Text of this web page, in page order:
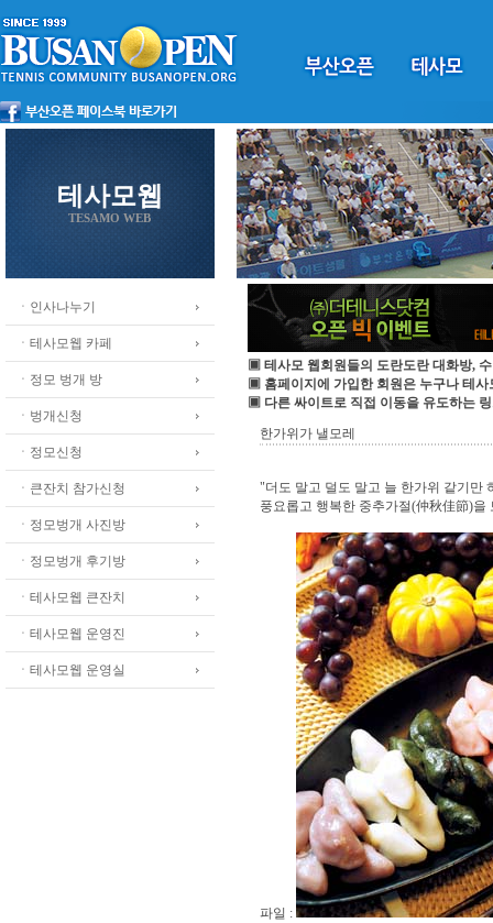
테사모웹
TESAMO WEB
ㆍ인사나누기
ㆍ테사모웹 카페
ㆍ정모 벙개 방
ㆍ벙개신청
ㆍ정모신청
ㆍ큰잔치 참가신청
ㆍ정모벙개 사진방
ㆍ정모벙개 후기방
ㆍ테사모웹 큰잔치
ㆍ테사모웹 운영진
ㆍ테사모웹 운영실
▣ 테사모 웹회원들의 도란도란 대화방,
▣ 홈페이지에 가입한 회원은 누구나 테사
▣ 다른 싸이트로 직접 이동을 유도하는
한가위가 낼모레
"더도 말고 덜도 말고 늘 한가위 같기만
풍요롭고 행복한 중추가절(仲秋佳節)을
파일 :